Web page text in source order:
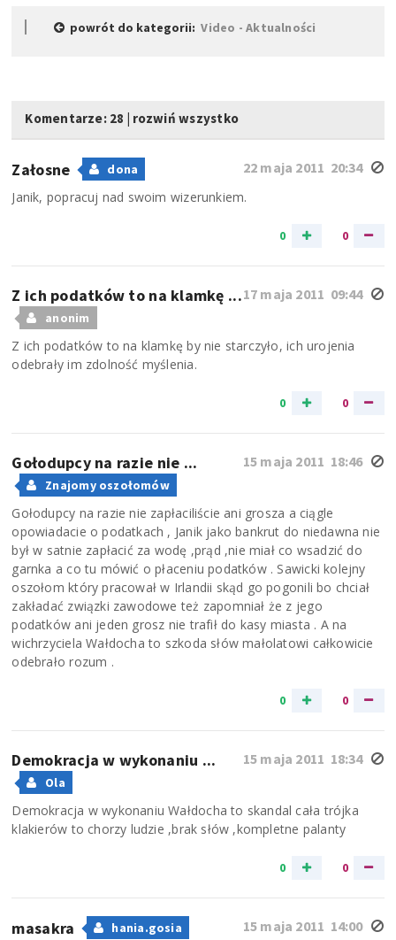
powrót do kategorii:Video - Aktualności
Komentarze: 28 rozwiń wszystko
22 maja 2011 20:34
Załosne dona
Janik, popracuj nad swoim wizerunkiem.
0 0
17 maja 2011 09:44
Z ich podatków to na klamkę ...
anonim
Z ich podatków to na klamkę by nie starczyło, ich urojenia
odebrały im zdolność myślenia.
0 0
15 maja 2011 18:46
Gołodupcy na razie nie ...
Znajomy oszołomów
Gołodupcy na razie nie zapłaciliście ani grosza a ciągle
opowiadacie o podatkach , Janik jako bankrut do niedawna nie
był w satnie zapłacić za wodę ,prąd ,nie miał co wsadzić do
garnka a co tu mówić o płaceniu podatków . Sawicki kolejny
oszołom który pracował w Irlandii skąd go pogonili bo chciał
zakładać związki zawodowe też zapomniał że z jego
podatków ani jeden grosz nie trafił do kasy miasta . A na
wichrzyciela Wałdocha to szkoda słów małolatowi całkowicie
odebrało rozum .
0 0
15 maja 2011 18:34
Demokracja w wykonaniu ...
Ola
Demokracja w wykonaniu Wałdocha to skandal cała trójka
klakierów to chorzy ludzie ,brak słów ,kompletne palanty
0 0
15 maja 2011 14:00
masakra hania.gosia